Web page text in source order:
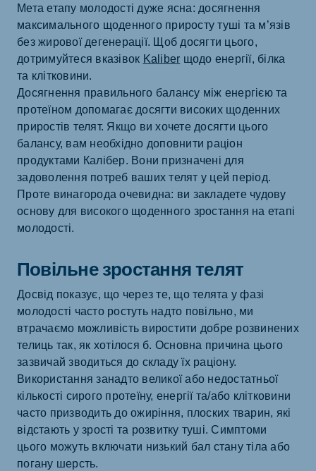
Мета етапу молодості дуже ясна: досягнення
максимального щоденного приросту туші та м’язів
без жирової дегенерації. Щоб досягти цього,
дотримуйтеся вказівок Kaliber щодо енергії, білка
та клітковини.
Досягнення правильного балансу між енергією та
протеїном допомагає досягти високих щоденних
приростів телят. Якщо ви хочете досягти цього
балансу, вам необхідно доповнити раціон
продуктами Калібер. Вони призначені для
задоволення потреб ваших телят у цей період.
Проте винагорода очевидна: ви закладете чудову
основу для високого щоденного зростання на етапі
молодості.
Повільне зростання телят
Досвід показує, що через те, що телята у фазі
молодості часто ростуть надто повільно, ми
втрачаємо можливість виростити добре розвинених
телиць так, як хотілося б. Основна причина цього
зазвичай зводиться до складу їх раціону.
Використання занадто великої або недостатньої
кількості сирого протеїну, енергії та/або клітковини
часто призводить до ожиріння, плоских тварин, які
відстають у зрості та розвитку туші. Симптоми
цього можуть включати низький бал стану тіла або
погану шерсть.